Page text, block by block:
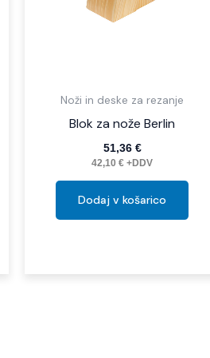
Noži in deske za rezanje
Blok za nože Berlin
51,36 €
42,10€ +DDV
Dodaj v košarico